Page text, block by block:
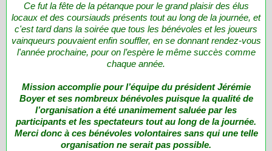
Ce fut la fête de la pétanque pour le grand plaisir des élus
locaux et des coursiauds présents tout au long de la journée, et
c'est tard dans la soirée que tous les bénévoles et les joueurs
vainqueurs pouvaient enfin souffler, en se donnant rendez-vous
l'année prochaine, pour on l’espère le même succès comme
chaque année.
Mission accomplie pour l’équipe du président Jérémie
Boyer et ses nombreux bénévoles puisque la qualité de
l’organisation a été unanimement saluée par les
participants et les spectateurs tout au long de la journée.
Merci donc à ces bénévoles volontaires sans qui une telle
organisation ne serait pas possible.